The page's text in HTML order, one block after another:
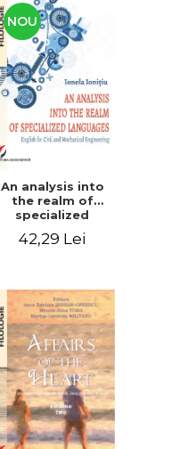
applicative
writing
NOU
An analysis into
the realm of
specialized
English for civil
42,29 Lei